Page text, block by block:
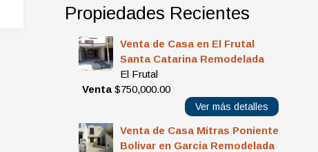
Propiedades Recientes
Venta de Casa en El Frutal
Santa Catarina Remodelada
El Frutal
Venta $750,000.00
Ver más detalles
Venta de Casa Mitras Poniente
Bolivar en Garcia Remodelada